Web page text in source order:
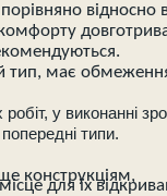
відносно
комфорту
тип, має
у виконанні
типи.
конструкціям,
для їх